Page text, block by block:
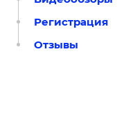
Регистрация
Отзывы